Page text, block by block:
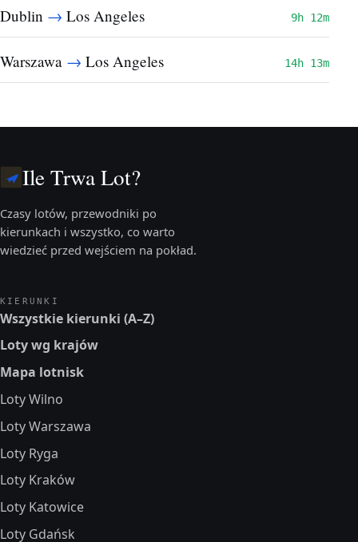
Dublin → Los Angeles 9h 12m
Warszawa → Los Angeles 14h 13m
Ile Trwa Lot?
Czasy lotów, przewodniki po
kierunkach i wszystko, co warto
wiedzieć przed wejściem na pokład.
KIERUNKI
Wszystkie kierunki (A–Z)
Loty wg krajów
Mapa lotnisk
Loty Wilno
Loty Warszawa
Loty Ryga
Loty Kraków
Loty Katowice
Loty Gdańsk